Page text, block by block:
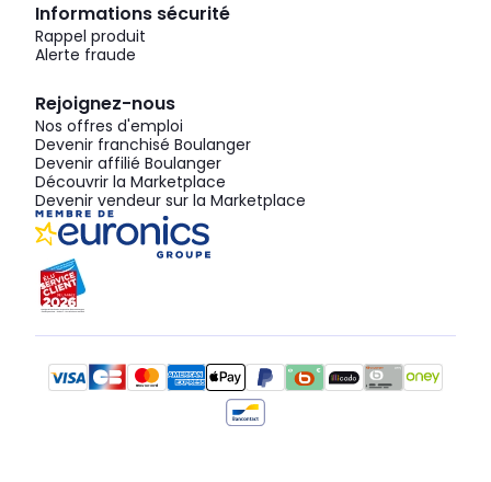
Informations sécurité
Rappel produit
Alerte fraude
Rejoignez-nous
Nos offres d'emploi
Devenir franchisé Boulanger
Devenir affilié Boulanger
Découvrir la Marketplace
Devenir vendeur sur la Marketplace